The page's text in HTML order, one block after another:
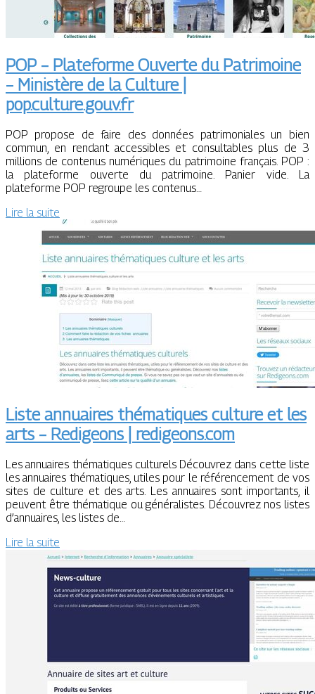
POP – Plateforme Ouverte du Patrimoine
– Ministère de la Culture |
pop.culture.gouv.fr
POP propose de faire des données patrimoniales un bien
commun, en rendant accessibles et consultables plus de 3
millions de contenus numériques du patrimoine français. POP :
la plateforme ouverte du patrimoine. Panier vide. La
plateforme POP regroupe les contenus…
Lire la suite
Liste annuaires thématiques culture et les
arts – Redigeons | redigeons.com
Les annuaires thématiques culturels Découvrez dans cette liste
les annuaires thématiques, utiles pour le référencement de vos
sites de culture et des arts. Les annuaires sont importants, il
peuvent être thématique ou généralistes. Découvrez nos listes
d’annuaires, les listes de…
Lire la suite